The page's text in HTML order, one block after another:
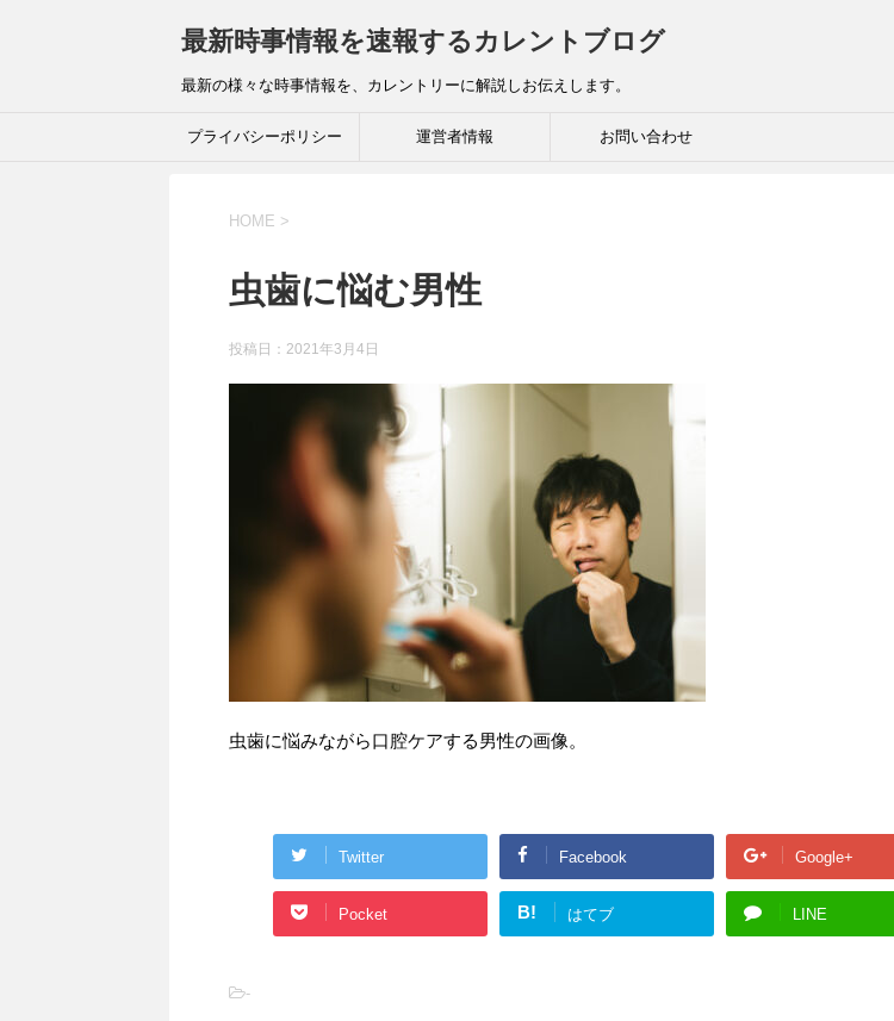
最新時事情報を速報するカレントブログ
最新の様々な時事情報を、カレントリーに解説しお伝えします。
プライバシーポリシー 運営者情報 お問い合わせ
HOME >
虫歯に悩む男性
投稿日： 2021年3月4日
虫歯に悩みながら口腔ケアする男性の画像。
Twitter Facebook Google+
Pocket B! はてブ LINE
-